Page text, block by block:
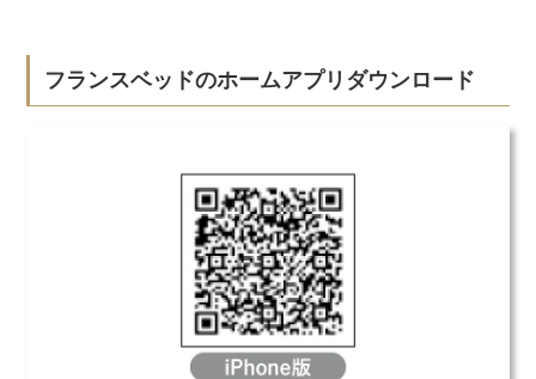
フランスベッドのホームアプリダウンロード